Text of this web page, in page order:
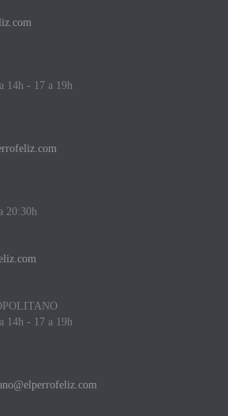
14h - 17 a 19h
20:30h
14h - 17 a 19h